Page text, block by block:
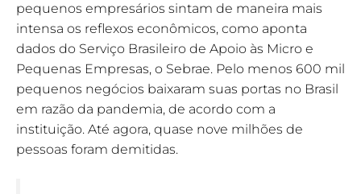
pequenos empresários sintam de maneira mais
intensa os reflexos econômicos, como aponta
dados do Serviço Brasileiro de Apoio às Micro e
Pequenas Empresas, o Sebrae. Pelo menos 600 mil
pequenos negócios baixaram suas portas no Brasil
em razão da pandemia, de acordo com a
instituição. Até agora, quase nove milhões de
pessoas foram demitidas.